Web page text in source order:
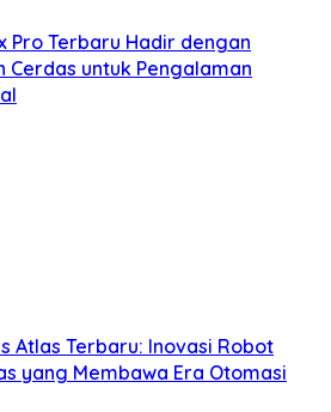
Pro Terbaru Hadir dengan
Cerdas untuk Pengalaman
Atlas Terbaru: Inovasi Robot
yang Membawa Era Otomasi